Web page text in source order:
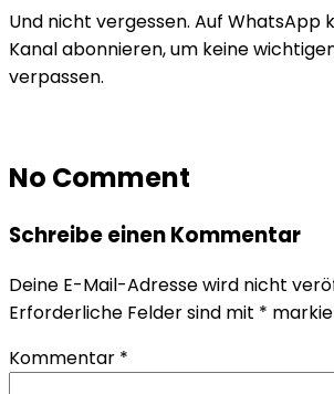
Und nicht vergessen. Auf WhatsApp
Kanal abonnieren, um keine
verpassen.
No Comment
Schreibe einen Kommentar
Deine E-Mail-Adresse wird nicht
Erforderliche Felder sind mit *
Kommentar *